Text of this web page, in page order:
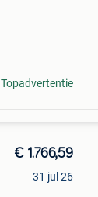
Topadvertentie
€ 1.766,59
31 jul 26